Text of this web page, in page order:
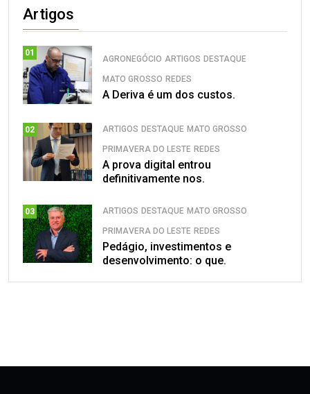
Artigos
01
AGRONEGÓCIO ARTIGOS DESTAQUE
MATO GROSSO REDES
A Deriva é um dos custos.
02 ARTIGOS DESTAQUE MATO GROSSO
PRIMAVERA DO LESTE REDES
A prova digital entrou
definitivamente nos.
03 ARTIGOS DESTAQUE MATO GROSSO
PRIMAVERA DO LESTE REDES
Pedágio, investimentos e
desenvolvimento: o que.